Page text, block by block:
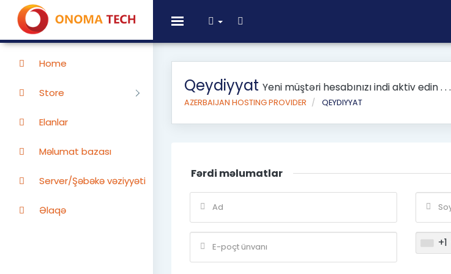
Toggle
Home
Store
Elanlar
Məlumat bazası
Server/Şəbəkə vəziyyəti
Əlaqə
Qeydiyyat Yeni müştəri hesabınızı indi aktiv edin . . .
AZERBAIJAN HOSTING PROVIDER QEYDIYYAT
Fərdi məlumatlar
+1